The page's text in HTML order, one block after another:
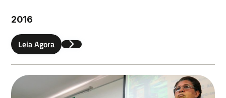
2016
Leia Agora
Deixe uma mensagem